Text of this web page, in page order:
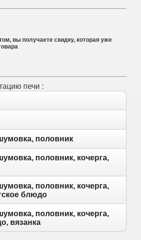
вы получаете скидку, которая уже
печи :
половник
половник, кочерга,
половник, кочерга,
блюдо
половник, кочерга,
вязанка